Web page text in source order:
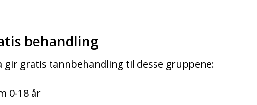
behandling
gir gratis tannbehandling til desse gruppene:
0-18 år